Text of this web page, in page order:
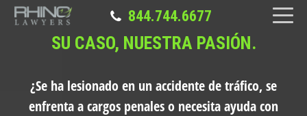
844.744.6677
SU CASO, NUESTRA PASIÓN.
¿Se ha lesionado en un accidente de tráfico, se
enfrenta a cargos penales o necesita ayuda con